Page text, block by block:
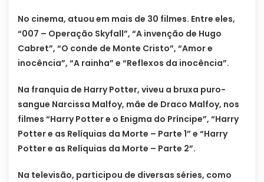
No cinema, atuou em mais de 30 filmes. Entre eles,
“007 – Operação Skyfall”, “A invenção de Hugo
Cabret”, “O conde de Monte Cristo”, “Amor e
inocência”, “A rainha” e “Reflexos da inocência”.
Na franquia de Harry Potter, viveu a bruxa puro-
sangue Narcissa Malfoy, mãe de Draco Malfoy, nos
filmes “Harry Potter e o Enigma do Príncipe”, “Harry
Potter e as Relíquias da Morte – Parte 1” e “Harry
Potter e as Relíquias da Morte – Parte 2”.
Na televisão, participou de diversas séries, como